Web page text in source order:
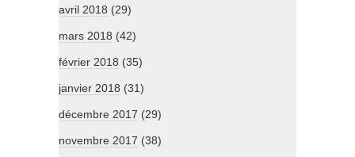
avril 2018 (29)
mars 2018 (42)
février 2018 (35)
janvier 2018 (31)
décembre 2017 (29)
novembre 2017 (38)